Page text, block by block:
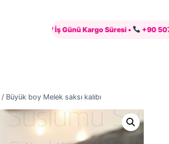
7 İş Günü Kargo Süresi • +90 507 649 88 83 •
/ Büyük boy Melek saksı kalıbı